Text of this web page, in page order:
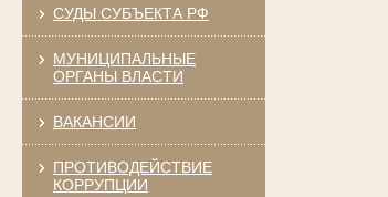
СУДЫ СУБЪЕКТА РФ
МУНИЦИПАЛЬНЫЕ
ОРГАНЫ ВЛАСТИ
ВАКАНСИИ
ПРОТИВОДЕЙСТВИЕ
КОРРУПЦИИ